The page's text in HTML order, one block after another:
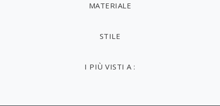
MATERIALE
STILE
I PIÙ VISTI A :